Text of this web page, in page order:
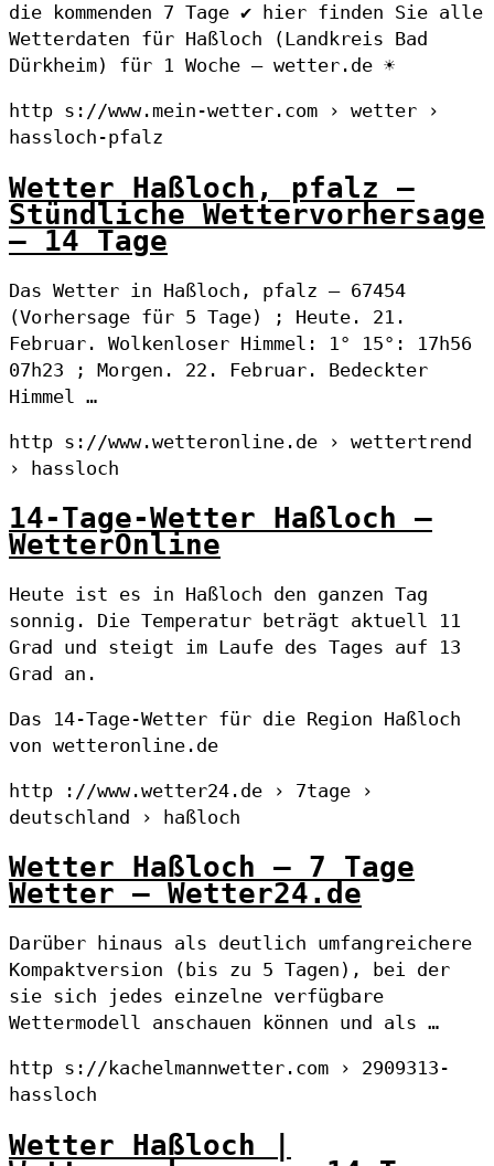
die kommenden 7 Tage ✔ hier finden Sie alle
Wetterdaten für Haßloch (Landkreis Bad
Dürkheim) für 1 Woche – wetter.de ☀
http s://www.mein-wetter.com › wetter ›
hassloch-pfalz
Wetter Haßloch, pfalz –
Stündliche Wettervorhersage
– 14 Tage
Das Wetter in Haßloch, pfalz – 67454
(Vorhersage für 5 Tage) ; Heute. 21.
Februar. Wolkenloser Himmel: 1° 15°: 17h56
07h23 ; Morgen. 22. Februar. Bedeckter
Himmel …
http s://www.wetteronline.de › wettertrend
› hassloch
14-Tage-Wetter Haßloch –
WetterOnline
Heute ist es in Haßloch den ganzen Tag
sonnig. Die Temperatur beträgt aktuell 11
Grad und steigt im Laufe des Tages auf 13
Grad an.
Das 14-Tage-Wetter für die Region Haßloch
von wetteronline.de
http ://www.wetter24.de › 7tage ›
deutschland › haßloch
Wetter Haßloch – 7 Tage
Wetter – Wetter24.de
Darüber hinaus als deutlich umfangreichere
Kompaktversion (bis zu 5 Tagen), bei der
sie sich jedes einzelne verfügbare
Wettermodell anschauen können und als …
http s://kachelmannwetter.com › 2909313-
hassloch
Wetter Haßloch |